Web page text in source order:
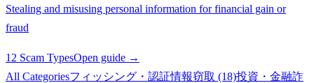
Stealing and misusing personal information for financial gain or
fraud
12 Scam TypesOpen guide →
All Categoriesフィッシング・認証情報窃取 (18)投資・金融詐